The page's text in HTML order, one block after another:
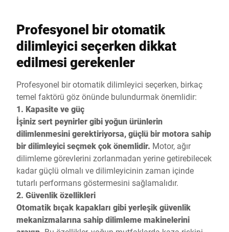
Profesyonel bir otomatik
dilimleyici seçerken dikkat
edilmesi gerekenler
Profesyonel bir otomatik dilimleyici seçerken, birkaç
temel faktörü göz önünde bulundurmak önemlidir:
1. Kapasite ve güç
İşiniz sert peynirler gibi yoğun ürünlerin
dilimlenmesini gerektiriyorsa, güçlü bir motora sahip
bir dilimleyici seçmek çok önemlidir. Motor, ağır
dilimleme görevlerini zorlanmadan yerine getirebilecek
kadar güçlü olmalı ve dilimleyicinin zaman içinde
tutarlı performans göstermesini sağlamalıdır.
2. Güvenlik özellikleri
Otomatik bıçak kapakları gibi yerleşik güvenlik
mekanizmalarına sahip dilimleme makinelerini